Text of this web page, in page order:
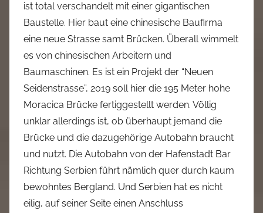
ist total verschandelt mit einer gigantischen
Baustelle. Hier baut eine chinesische Baufirma
eine neue Strasse samt Brücken. Überall wimmelt
es von chinesischen Arbeitern und
Baumaschinen. Es ist ein Projekt der “Neuen
Seidenstrasse”, 2019 soll hier die 195 Meter hohe
Moracica Brücke fertiggestellt werden. Völlig
unklar allerdings ist, ob überhaupt jemand die
Brücke und die dazugehörige Autobahn braucht
und nutzt. Die Autobahn von der Hafenstadt Bar
Richtung Serbien führt nämlich quer durch kaum
bewohntes Bergland. Und Serbien hat es nicht
eilig, auf seiner Seite einen Anschluss